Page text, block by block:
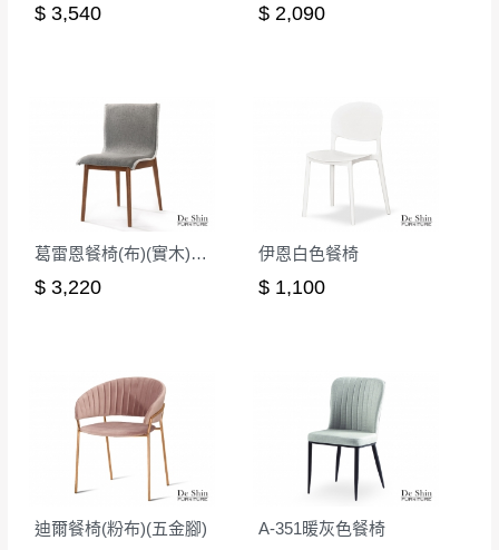
$ 3,540 $ 2,090
葛雷恩餐椅(布)(實木)(MI-964)
$ 3,220
伊恩白色餐椅
$ 1,100
迪爾餐椅(粉布)(五金腳) A-351暖灰色餐椅